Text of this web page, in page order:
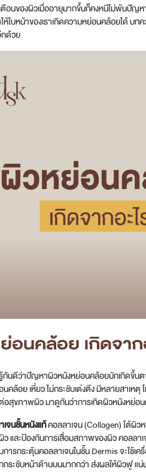
นของผิวเมื่ออายุมากขึ้นก็คงหนีไม่พ้นปัญห
ห้ใบหน้าของเราเกิดความหย่อนคล้อยได้ บ
ด้วย
อนคล้อย เกิดจาก
กันดีว่าปัญหาผิวหนังหย่อนคล้อยมักเกิดขึ้น
คล้อย เหี่ยว ไม่กระชับเต่งตึง มีหลายสาเห
สุขภาพผิว มาดูกันว่าการเกิดผิวหนังหย่อน
จนชั้นหนังแท้คอลลาเจน (Collagen) ใต้ผิว
และป้องกันการเสื่อมสภาพของผิว คอลลา
ารกระตุ้นคอลลาเจนในชั้น Dermis จะใช้เค
กระชับหน้าด้านบนมากกว่า ส่งผลให้ผิวฟู แน่